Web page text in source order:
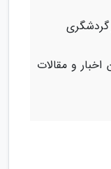
گردشگری
و مقالات